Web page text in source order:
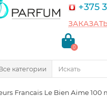
+375
0
категории
Francais Le Bien Aime 100